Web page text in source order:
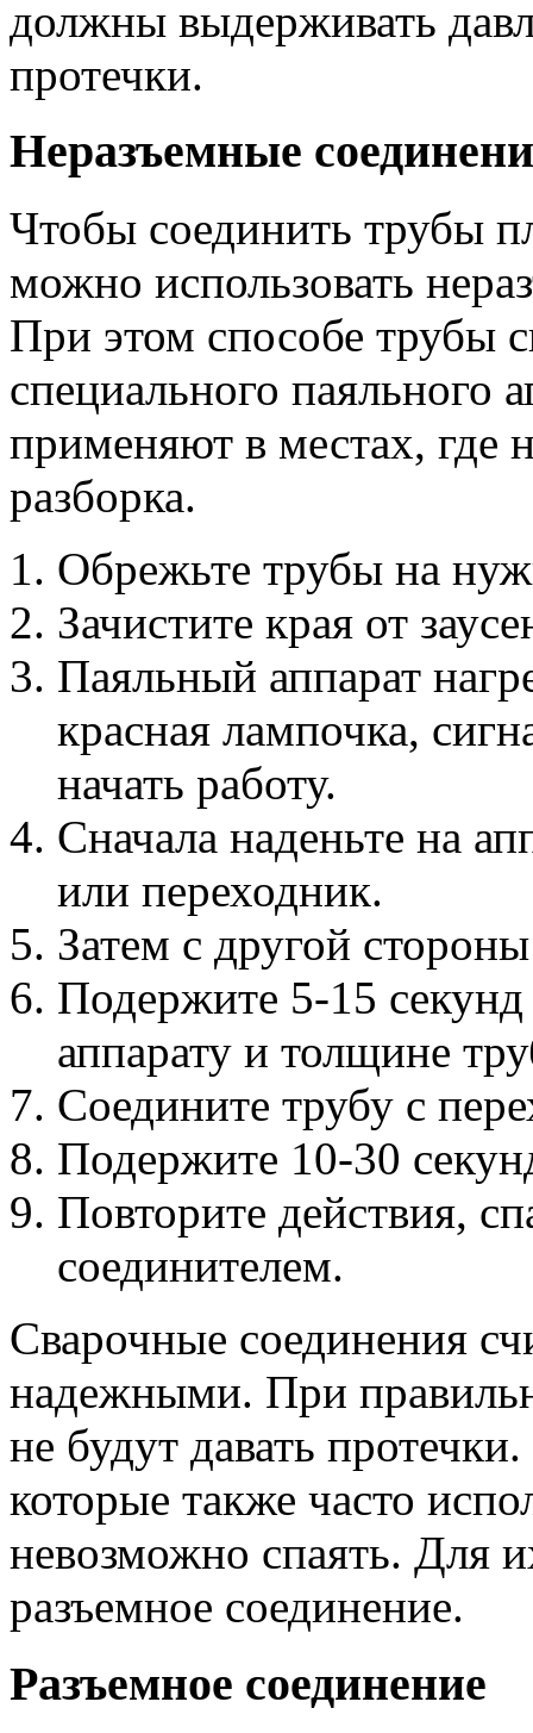
должны выдерживать
протечки.
Неразъемные
Чтобы соединить трубы
можно использовать
При этом способе трубы
специального паяльного
применяют в местах, где
разборка.
Обрежьте трубы на
Зачистите края от
Паяльный аппарат
красная лампочка,
начать работу.
Сначала наденьте на
или переходник.
Затем с другой
Подержите 5-15
аппарату и толщине
Соедините трубу с
Подержите 10-30
Повторите действия,
соединителем.
Сварочные соединения
надежными. При
не будут давать
которые также часто
невозможно спаять. Для
разъемное соединение.
Разъемное соединение